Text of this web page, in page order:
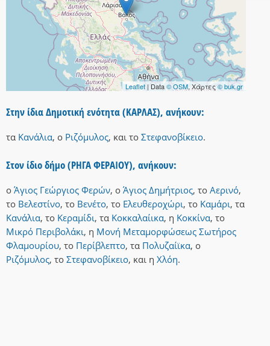
Leaflet | Data© OSM, Χάρτες© buk.gr
Στην ίδια Δημοτική ενότητα (ΚΑΡΛΑΣ), ανήκουν:
τα Κανάλια, ο Ριζόμυλος, και το Στεφανοβίκειο.
Στον ίδιο δήμο (ΡΗΓΑ ΦΕΡΑΙΟΥ), ανήκουν:
ο Άγιος Γεώργιος Φερών, ο Άγιος Δημήτριος, το Αερινό,
το Βελεστίνο, το Βενέτο, το Ελευθεροχώρι, το Καμάρι, τα
Κανάλια, το Κεραμίδι, τα Κοκκαλαίικα, η Κοκκίνα, το
Μικρό Περιβολάκι, η Μονή Μεταμορφώσεως Σωτήρος
Φλαμουρίου, το Περίβλεπτο, τα Πολυζαίϊκα, ο
Ριζόμυλος, το Στεφανοβίκειο, και η Χλόη.